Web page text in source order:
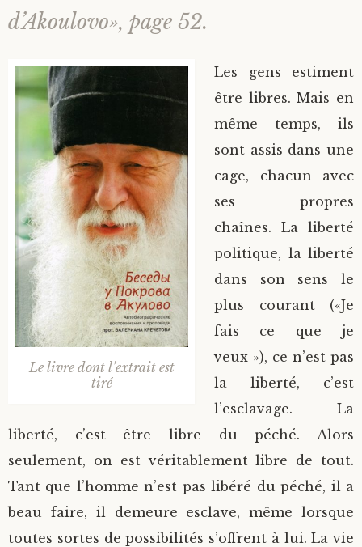
d’Akoulovo», page 52.
Le livre dont l’extrait est
tiré
Les gens estiment
être libres. Mais en
même temps, ils
sont assis dans une
cage, chacun avec
ses propres
chaînes. La liberté
politique, la liberté
dans son sens le
plus courant («Je
fais ce que je
veux »), ce n’est pas
la liberté, c’est
l’esclavage. La
liberté, c’est être libre du péché. Alors
seulement, on est véritablement libre de tout.
Tant que l’homme n’est pas libéré du péché, il a
beau faire, il demeure esclave, même lorsque
toutes sortes de possibilités s’offrent à lui. La vie